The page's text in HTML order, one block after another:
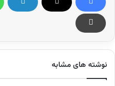
نوشته های مشابه